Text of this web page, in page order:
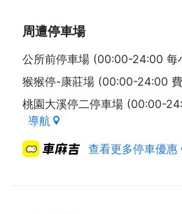
周遭停車場
公所前停車場 (00:00-24:00 每
猴猴停-康莊場 (00:00-24:00
桃園大溪停二停車場 (00:00-
導航
查看更多停車優惠